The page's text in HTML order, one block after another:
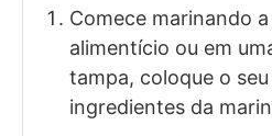
Comece marinando
alimentício ou em
tampa, coloque o
ingredientes da